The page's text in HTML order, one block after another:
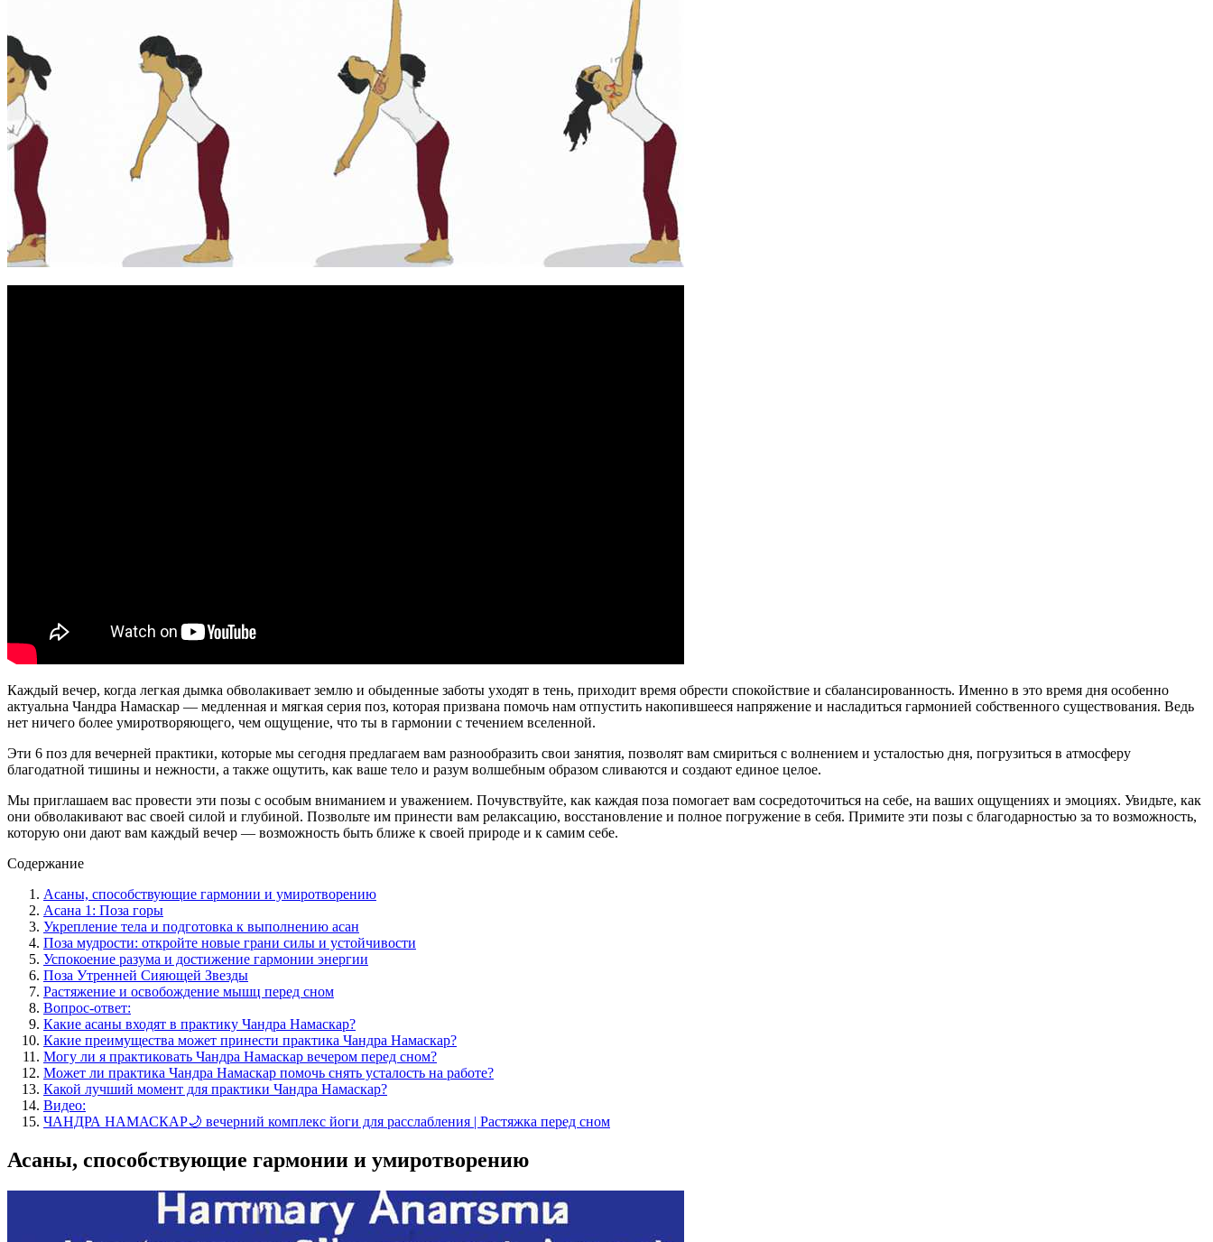
Каждый вечер, когда легкая дымка обволакивает землю и обыденные заботы уходят в тень, приходит время обрести спокойствие и сбалансированность. Именно в это время дня особенно
актуальна Чандра Намаскар — медленная и мягкая серия поз, которая призвана помочь нам отпустить накопившееся напряжение и насладиться гармонией собственного существования. Ведь
нет ничего более умиротворяющего, чем ощущение, что ты в гармонии с течением вселенной.
Эти 6 поз для вечерней практики, которые мы сегодня предлагаем вам разнообразить свои занятия, позволят вам смириться с волнением и усталостью дня, погрузиться в атмосферу
благодатной тишины и нежности, а также ощутить, как ваше тело и разум волшебным образом сливаются и создают единое целое.
Мы приглашаем вас провести эти позы с особым вниманием и уважением. Почувствуйте, как каждая поза помогает вам сосредоточиться на себе, на ваших ощущениях и эмоциях. Увидьте, как
они обволакивают вас своей силой и глубиной. Позвольте им принести вам релаксацию, восстановление и полное погружение в себя. Примите эти позы с благодарностью за то возможность,
которую они дают вам каждый вечер — возможность быть ближе к своей природе и к самим себе.
Содержание
Асаны, способствующие гармонии и умиротворению
Асана 1: Поза горы
Укрепление тела и подготовка к выполнению асан
Поза мудрости: откройте новые грани силы и устойчивости
Успокоение разума и достижение гармонии энергии
Поза Утренней Сияющей Звезды
Растяжение и освобождение мышц перед сном
Вопрос-ответ:
Какие асаны входят в практику Чандра Намаскар?
Какие преимущества может принести практика Чандра Намаскар?
Могу ли я практиковать Чандра Намаскар вечером перед сном?
Может ли практика Чандра Намаскар помочь снять усталость на работе?
Какой лучший момент для практики Чандра Намаскар?
Видео:
ЧАНДРА НАМАСКАР🌙 вечерний комплекс йоги для расслабления | Растяжка перед сном
Асаны, способствующие гармонии и умиротворению